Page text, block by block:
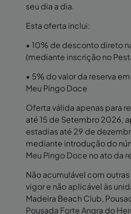
seu dia a dia.
Esta oferta inclui:
• 10% de desconto direto
(mediante inscrição no
• 5% do valor da reserva
Meu Pingo Doce
Oferta válida apenas para
até 15 de Setembro 2026,
estadias até 29 de
mediante introdução do
Meu Pingo Doce no ato da
Não acumulável com
vigor e não aplicável às
Madeira Beach Club,
Pousada Forte Angra do